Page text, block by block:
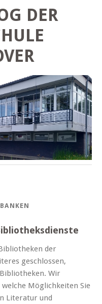
DER
der
geschlossen,
Wir
Möglichkeiten Sie
Literatur und